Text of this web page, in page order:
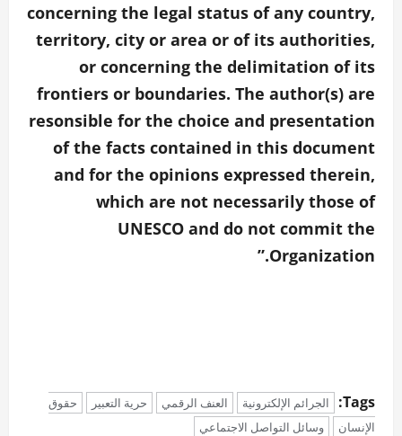
concerning the legal status of any country,
territory, city or area or of its authorities,
or concerning the delimitation of its
frontiers or boundaries. The author(s) are
resonsible for the choice and presentation
of the facts contained in this document
and for the opinions expressed therein,
which are not necessarily those of
UNESCO and do not commit the
Organization.”
Tags: الجرائم الإلكترونية العنف الرقمي حرية التعبير
حقوق
الإنسان
وسائل التواصل الاجتماعي